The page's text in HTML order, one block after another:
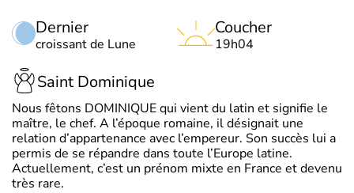
Dernier
croissant de Lune
Coucher
19h04
Saint Dominique
Nous fêtons DOMINIQUE qui vient du latin et signifie le
maître, le chef. A l’époque romaine, il désignait une
relation d’appartenance avec l’empereur. Son succès lui a
permis de se répandre dans toute l’Europe latine.
Actuellement, c’est un prénom mixte en France et devenu
très rare.